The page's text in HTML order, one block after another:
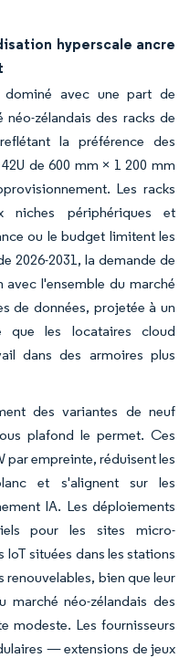
hyperscale ancre
avec une part de
zélandais des racks de
la préférence des
de 600 mm × 1 200 mm
Les racks
périphériques et
ou le budget limitent les
2026-2031, la demande de
l'ensemble du marché
de données, projetée à un
les locataires cloud
dans des armoires plus
des variantes de neuf
plafond le permet. Ces
par empreinte, réduisent les
et s'alignent sur les
IA. Les déploiements
pour les sites micro-
IoT situées dans les stations
renouvelables, bien que leur
néo-zélandais des
modeste. Les fournisseurs
— extensions de jeux